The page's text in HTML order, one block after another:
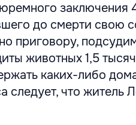
заключения
до смерти свою
приговору,
животных 1,5
каких-либо
следует, что житель